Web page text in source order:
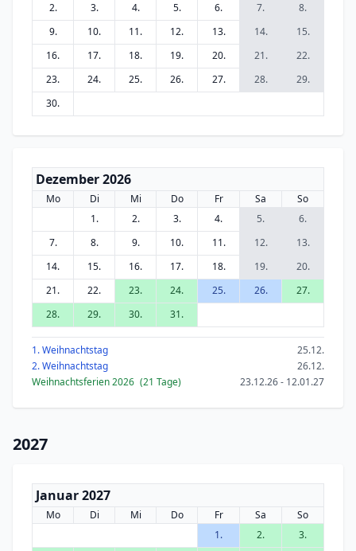
2.
3. 4. 5. 6. 7.
8.
9.
10. 11. 12. 13. 14.
15.
16.
17. 18. 19. 20. 21.
22.
23.
24. 25. 26. 27. 28.
29.
30.
Dezember 2026
Mo Di Mi Do Fr Sa
So
1.
2. 3. 4. 5.
6.
7.
8. 9. 10. 11. 12.
13.
14.
15. 16. 17. 18. 19.
20.
21.
22. 23. 24. 25. 26.
27.
28.
29. 30. 31.
1. Weihnachtstag
25.12.
2. Weihnachtstag
26.12.
Weihnachtsferien 2026 (21 Tage) 23.12.26 - 12.01.27
2027
Januar 2027
Mo Di Mi Do Fr Sa
So
1.
2.
3.